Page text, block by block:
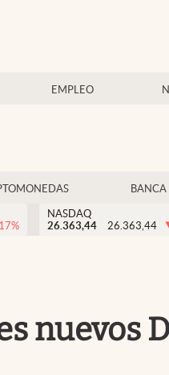
EMPLEO
BANCA
%
NASDAQ
26.363,44
26.363,44
nuevos